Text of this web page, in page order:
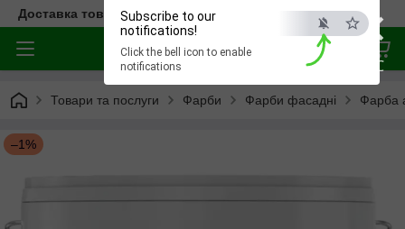
×
ESC
Subscribe to our
notifications!
Click the bell icon to enable
notifications
Доставка товара по всей Украине
Товари та послуги Фарби Фарби фасадні Фарба
–1%